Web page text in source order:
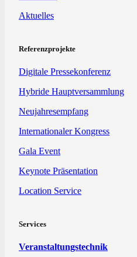
Aktuelles
Referenzprojekte
Digitale Pressekonferenz
Hybride Hauptversammlung
Neujahresempfang
Internationaler Kongress
Gala Event
Keynote Präsentation
Location Service
Services
Veranstaltungstechnik